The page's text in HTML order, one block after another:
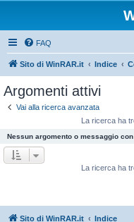
FAQ
Sito di WinRAR.it Indice
Argomenti attivi
Vai alla ricerca avanzata
La ricerca ha
Nessun argomento o messaggio
La ricerca ha
Sito di WinRAR.it Indice